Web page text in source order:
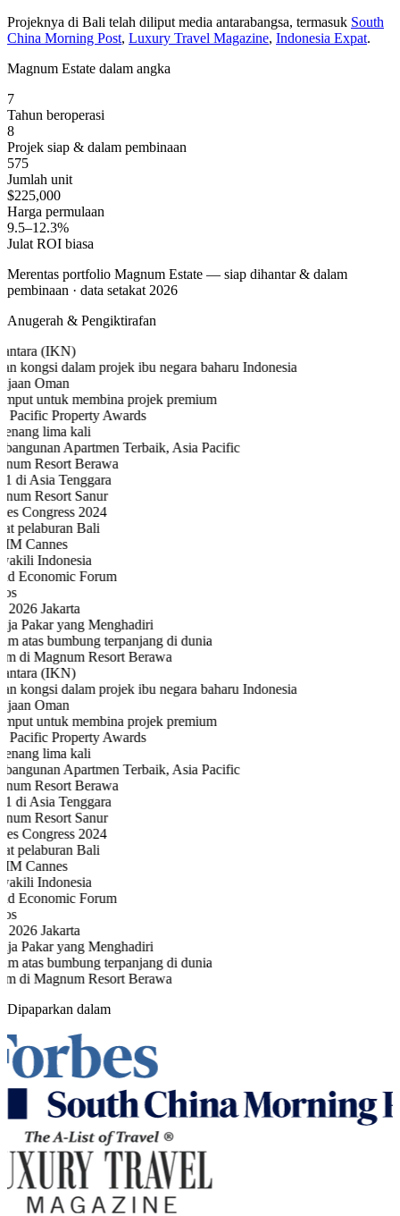
Projeknya di Bali telah diliput media antarabangsa, termasuk South
China Morning Post, Luxury Travel Magazine, Indonesia Expat.
Magnum Estate dalam angka
7
Tahun beroperasi
8
Projek siap & dalam pembinaan
575
Jumlah unit
$225,000
Harga permulaan
9.5–12.3%
Julat ROI biasa
Merentas portfolio Magnum Estate — siap dihantar & dalam
pembinaan · data setakat 2026
Anugerah & Pengiktirafan
(IKN)
kongsi dalam projek ibu negara baharu Indonesia
Oman
untuk membina projek premium
Property Awards
lima kali
Apartmen Terbaik, Asia Pacific
Resort Berawa
di Asia Tenggara
Resort Sanur
Congress 2024
pelaburan Bali
Cannes
Indonesia
Economic Forum
Jakarta
Pakar yang Menghadiri
atas bumbung terpanjang di dunia
di Magnum Resort Berawa
(IKN)
kongsi dalam projek ibu negara baharu Indonesia
Oman
untuk membina projek premium
Property Awards
lima kali
Apartmen Terbaik, Asia Pacific
Resort Berawa
di Asia Tenggara
Resort Sanur
Congress 2024
pelaburan Bali
Cannes
Indonesia
Economic Forum
Jakarta
Pakar yang Menghadiri
atas bumbung terpanjang di dunia
di Magnum Resort Berawa
Dipaparkan dalam